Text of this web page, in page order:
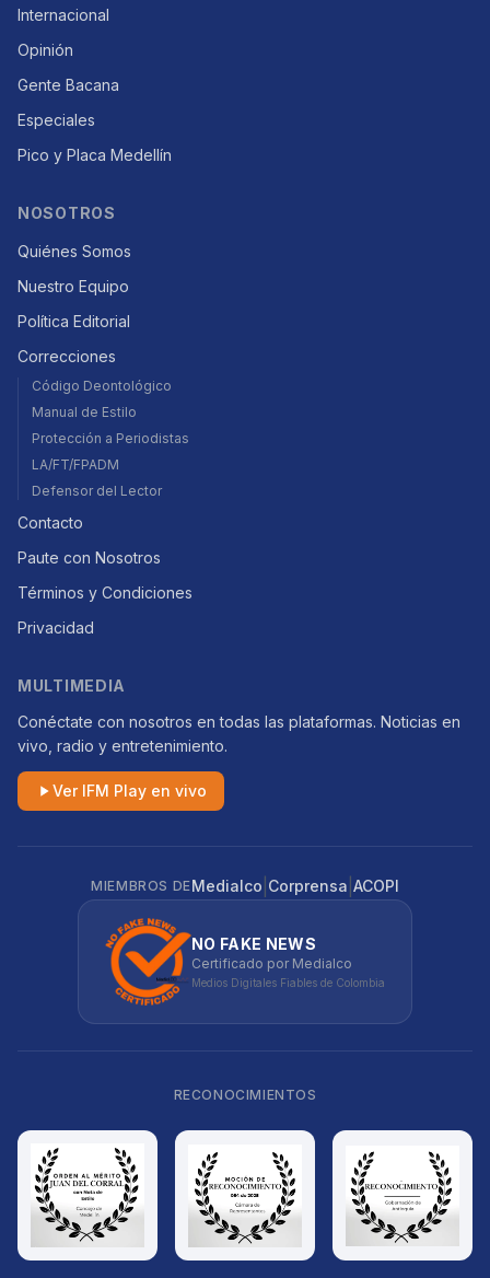
Internacional
Opinión
Gente Bacana
Especiales
Pico y Placa Medellín
NOSOTROS
Quiénes Somos
Nuestro Equipo
Política Editorial
Correcciones
Código Deontológico
Manual de Estilo
Protección a Periodistas
LA/FT/FPADM
Defensor del Lector
Contacto
Paute con Nosotros
Términos y Condiciones
Privacidad
MULTIMEDIA
Conéctate con nosotros en todas las plataformas. Noticias en
vivo, radio y entretenimiento.
Ver IFM Play en vivo
MIEMBROS DEMedialco Corprensa ACOPI
NO FAKE NEWS
Certificado por Medialco
Medios Digitales Fiables de Colombia
RECONOCIMIENTOS